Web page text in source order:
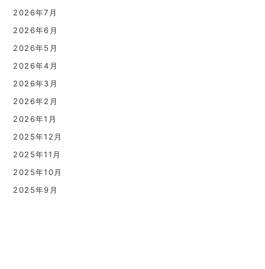
2026年7月
2026年6月
2026年5月
2026年4月
2026年3月
2026年2月
2026年1月
2025年12月
2025年11月
2025年10月
2025年9月